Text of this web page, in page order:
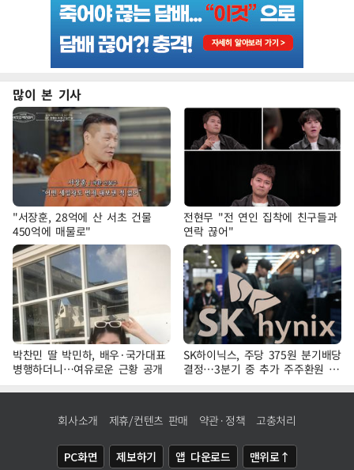
많이 본 기사
"서장훈, 28억에 산 서초 건물
450억에 매물로"
전현무 "전 연인 집착에 친구들과
연락 끊어"
박찬민 딸 박민하, 배우·국가대표
병행하더니…여유로운 근황 공개
SK하이닉스, 주당 375원 분기배당
결정…3분기 중 추가 주주환원 발
표
회사소개 제휴/컨텐츠 판매 약관·정책 고충처리
PC화면 제보하기 앱 다운로드 맨위로↑